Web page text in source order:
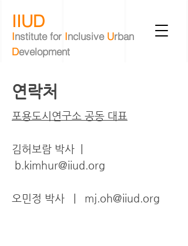
IIUD
Institute for InclusiveUrban
Development
​연락처
포용도시연구소 공동 대표
김허보람 박사 |
b.kimhur@iiud.org
오민정 박사 | mj.oh@iiud.org